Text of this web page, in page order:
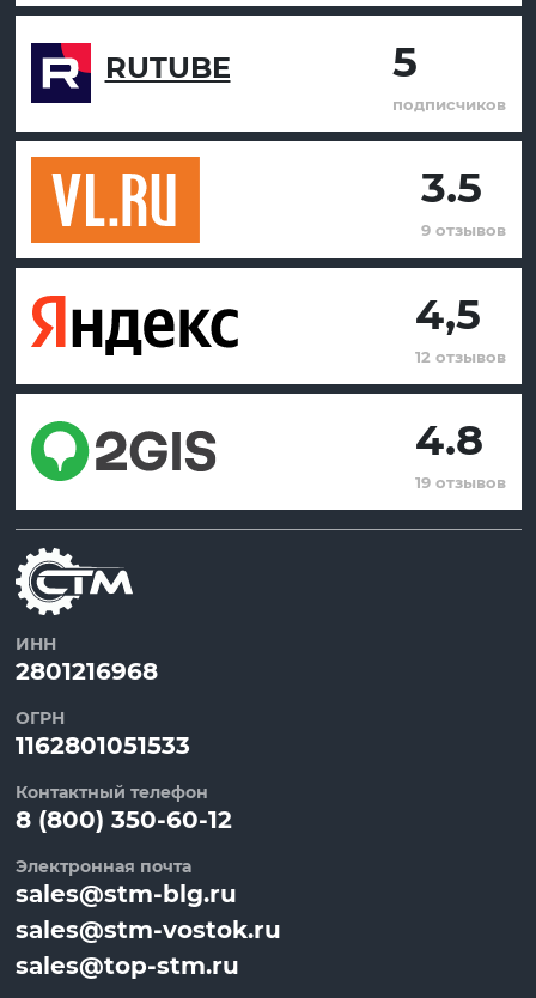
RUTUBE 5
подписчиков
3.5
9 отзывов
4,5
12 отзывов
4.8
19 отзывов
ИНН
2801216968
ОГРН
1162801051533
Контактный телефон
8 (800) 350-60-12
Электронная почта
sales@stm-blg.ru
sales@stm-vostok.ru
sales@top-stm.ru